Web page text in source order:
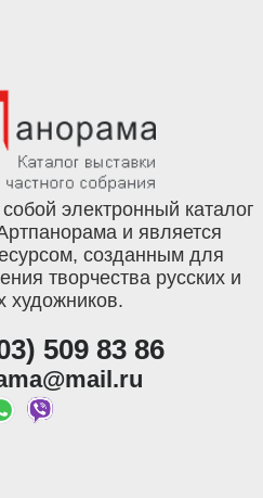
электронный каталог
и является
созданным для
творчества русских и
художников.
509 83 86